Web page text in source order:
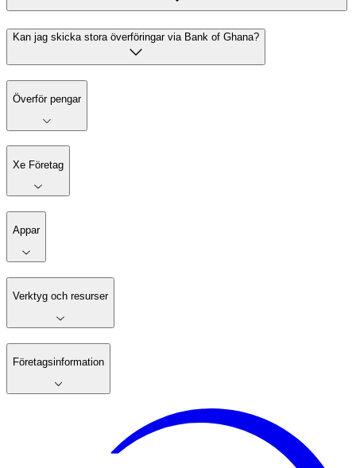
Kan jag skicka stora överföringar via Bank of Ghana?
Överför pengar
Xe Företag
Appar
Verktyg och resurser
Företagsinformation